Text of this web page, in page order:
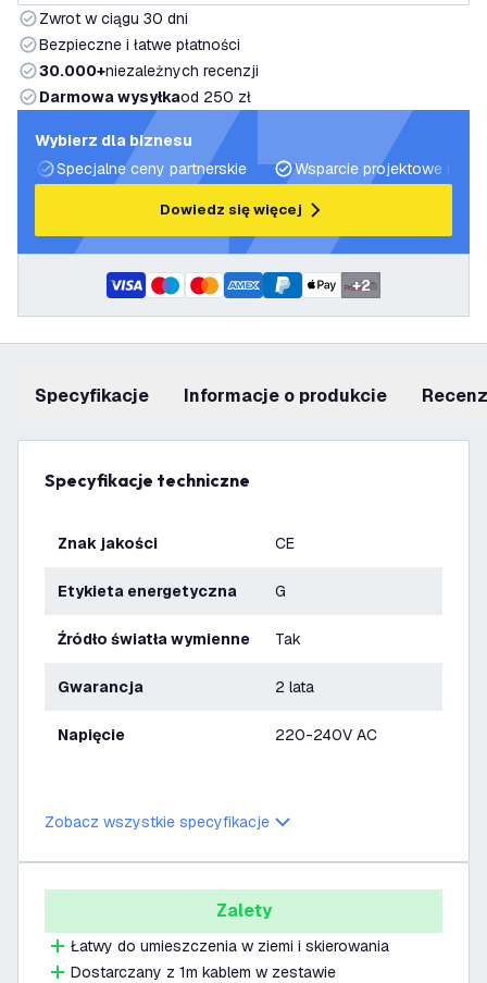
Zwrot w ciągu 30 dni
Bezpieczne i łatwe płatności
30.000+niezależnych recenzji
Darmowa wysyłkaod 250 zł
Wybierz dla biznesu
Specjalne ceny partnerskie
Wsparcie projektowe i
Dowiedz się więcej
+2
Specyfikacje informacje o produkcie
Specyfikacje techniczne
Znak jakości CE
Etykieta energetyczna G
Źródło światła wymienne Tak
Gwarancja 2 lata
Napięcie 220-240V AC
Zobacz wszystkie specyfikacje
Zalety
Łatwy do umieszczenia w ziemi i skierowania
Dostarczany z 1m kablem w zestawie